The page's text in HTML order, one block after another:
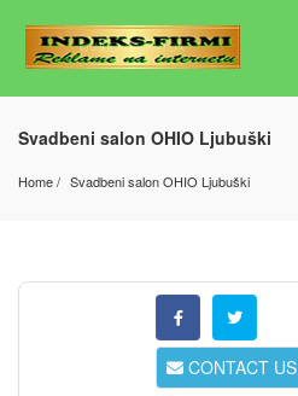
Svadbeni salon OHIO Ljubuški
Home Svadbeni salon OHIO Ljubuški
CONTACT US